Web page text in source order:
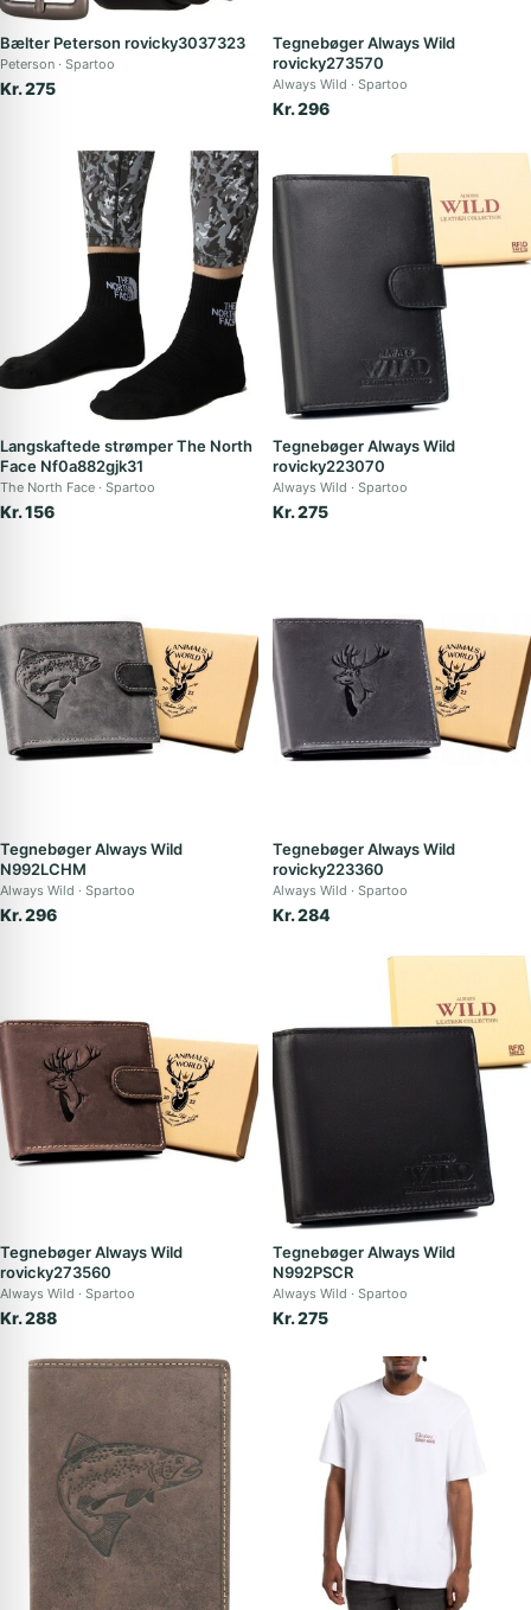
Bælter Peterson rovicky3037323
Peterson Spartoo
Kr. 275
Tegnebøger Always Wild
rovicky273570
Always Wild Spartoo
Kr. 296
Langskaftede strømper The North
Face Nf0a882gjk31
The North Face Spartoo
Kr. 156
Tegnebøger Always Wild
rovicky223070
Always Wild Spartoo
Kr. 275
Tegnebøger Always Wild
N992LCHM
Always Wild Spartoo
Kr. 296
Tegnebøger Always Wild
rovicky223360
Always Wild Spartoo
Kr. 284
Tegnebøger Always Wild
rovicky273560
Always Wild Spartoo
Kr. 288
Tegnebøger Always Wild
N992PSCR
Always Wild Spartoo
Kr. 275